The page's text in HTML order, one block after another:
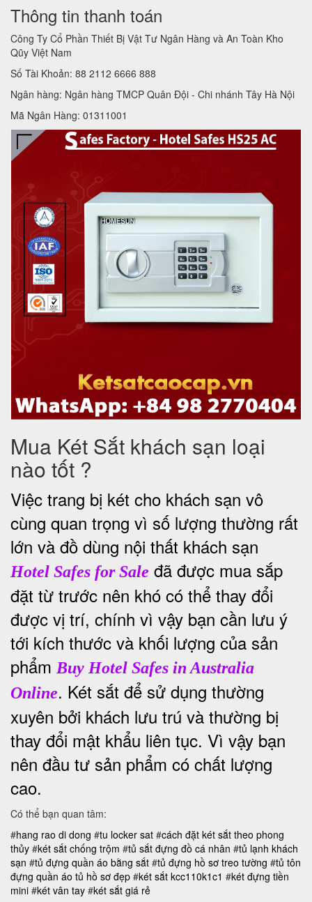
Thông tin thanh toán
Công Ty Cổ Phần Thiết Bị Vật Tư Ngân Hàng và An Toàn Kho
Qũy Việt Nam
Số Tài Khoản: 88 2112 6666 888
Ngân hàng: Ngân hàng TMCP Quân Đội - Chi nhánh Tây Hà Nội
Mã Ngân Hàng: 01311001
Mua Két Sắt khách sạn loại
nào tốt ?
Việc trang bị két cho khách sạn vô
cùng quan trọng vì số lượng thường rất
lớn và đồ dùng nội thất khách sạn
Hotel Safes for Sale đã được mua sắp
đặt từ trước nên khó có thể thay đổi
được vị trí, chính vì vậy bạn cần lưu ý
tới kích thước và khối lượng của sản
phẩm Buy Hotel Safes in Australia
Online. Két sắt để sử dụng thường
xuyên bởi khách lưu trú và thường bị
thay đổi mật khẩu liên tục. Vì vậy bạn
nên đầu tư sản phẩm có chất lượng
cao.
Có thể bạn quan tâm:
#hang rao di dong #tu locker sat #cách đặt két sắt theo phong
thủy #két sắt chống trộm #tủ sắt đựng đồ cá nhân #tủ lạnh khách
sạn #tủ đựng quần áo bằng sắt #tủ đựng hồ sơ treo tường #tủ tôn
đựng quần áo tủ hồ sơ đẹp #két sắt kcc110k1c1 #két đựng tiền
mini #két vân tay #két sắt giá rẻ